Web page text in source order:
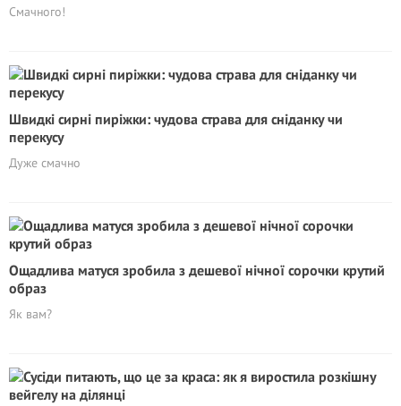
Смачного!
Швидкі сирні пиріжки: чудова страва для сніданку чи
перекусу
Дуже смачно
Ощадлива матуся зробила з дешевої нічної сорочки крутий
образ
Як вам?